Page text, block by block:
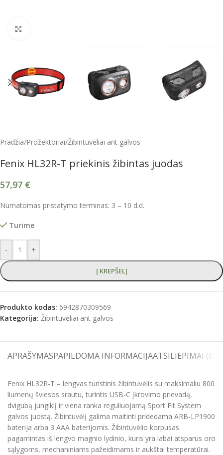
Pradžia/Prožektoriai/Žibintuvėliai ant galvos
Fenix HL32R-T priekinis žibintas juodas
57,97 €
Numatomas pristatymo terminas: 3 – 10 d.d.
Turime
- +
Į KREPŠELĮ
Produkto kodas: 6942870309569
Kategorija: Žibintuvėliai ant galvos
APRAŠYMASPAPILDOMA INFORMACIJAATSILIEPIMAI (0)
Fenix HL32R-T – lengvas turistinis žibintuvėlis su maksimaliu 800
liumenų šviesos srautu, turintis USB-C įkrovimo prievadą,
dvigubą jungiklį ir viena ranka reguliuojamą Sport Fit System
galvos juostą. Žibintuvėlį galima maitinti pridedama ARB-LP1900
baterija arba 3 AAA baterijomis. Žibintuvėlio korpusas
pagamintas iš lengvo magnio lydinio, kuris yra labai atsparus oro
sąlygoms, mechaniniams pažeidimams ir aukštai temperatūrai.